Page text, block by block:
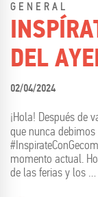
GENERAL
DEL
02/04/2024
¡Hola! Después de
que nunca debimos
momento actual.
de las ferias y los …